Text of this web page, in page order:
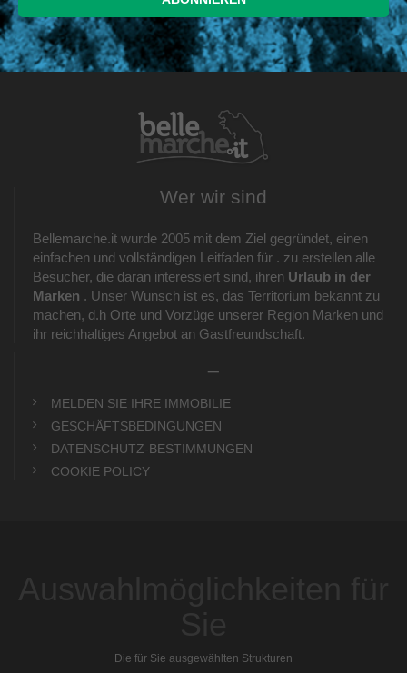
Wer wir sind
Bellemarche.it wurde 2005 mit dem Ziel gegründet, einen
einfachen und vollständigen Leitfaden für . zu erstellen alle
Besucher, die daran interessiert sind, ihren Urlaub in der
Marken . Unser Wunsch ist es, das Territorium bekannt zu
machen, d.h Orte und Vorzüge unserer Region Marken und
ihr reichhaltiges Angebot an Gastfreundschaft.
MELDEN SIE IHRE IMMOBILIE
GESCHÄFTSBEDINGUNGEN
DATENSCHUTZ-BESTIMMUNGEN
COOKIE POLICY
Die für Sie ausgewählten Strukturen